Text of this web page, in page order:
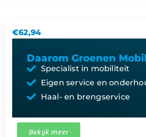
€62,94
Daarom Groenen
Specialist in mobiliteit
Eigen service en
Haal- en brengservice
Bekijk meer